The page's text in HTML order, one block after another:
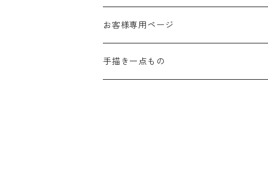
秋
冬
お客様専用ページ
手描き一点もの